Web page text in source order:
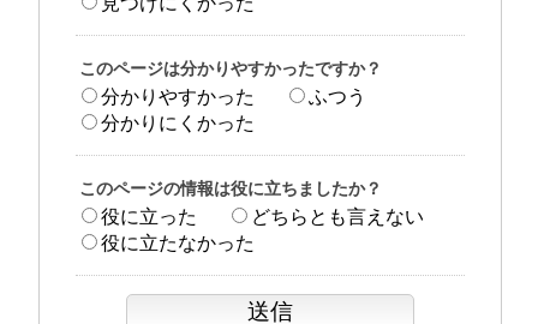
このページは分かりやすかったですか？
分かりやすかった
ふつう
分かりにくかった
このページの情報は役に立ちましたか？
役に立った
どちらとも言えない
役に立たなかった